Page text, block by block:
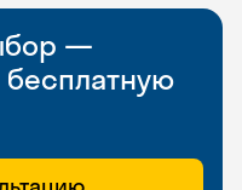
—
бесплатную